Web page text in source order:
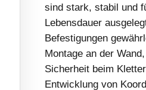
sind stark, stabil und
Lebensdauer
Befestigungen
Montage an der
Sicherheit beim
Entwicklung von